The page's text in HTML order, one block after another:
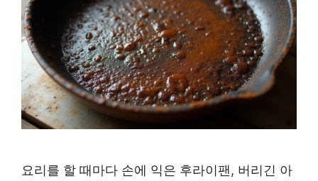
요리를 할 때마다 손에 익은 후라이팬, 버리긴 아